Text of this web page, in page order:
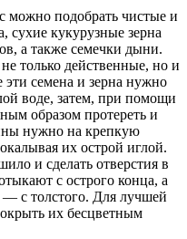
можно подобрать чистые и
сухие кукурузные зерна
а также семечки дыни.
только действенные, но и
эти семена и зерна нужно
воде, затем, при помощи
образом протереть и
нужно на крепкую
их острой иглой.
и сделать отверстия в
с острого конца, а
— с толстого. Для лучшей
их бесцветным